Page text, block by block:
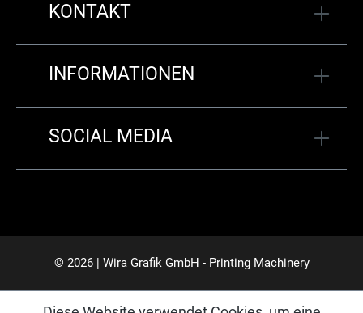
KONTAKT
INFORMATIONEN
SOCIAL MEDIA
© 2026 | Wira Grafik GmbH - Printing Machinery